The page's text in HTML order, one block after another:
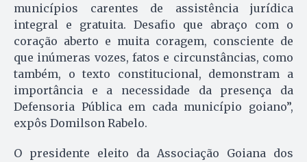
municípios carentes de assistência jurídica
integral e gratuita. Desafio que abraço com o
coração aberto e muita coragem, consciente de
que inúmeras vozes, fatos e circunstâncias, como
também, o texto constitucional, demonstram a
importância e a necessidade da presença da
Defensoria Pública em cada município goiano”,
expôs Domilson Rabelo.
O presidente eleito da Associação Goiana dos